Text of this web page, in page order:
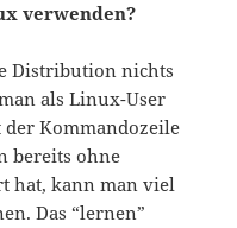
verwenden?
Distribution nichts
als Linux-User
Kommandozeile
bereits ohne
hat, kann man viel
Das “lernen”